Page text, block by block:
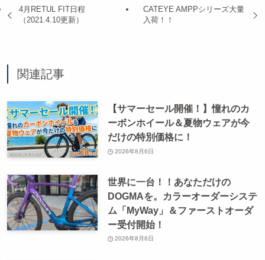
4月RETUL FIT日程
（2021.4.10更新）
CATEYE AMPPシリーズ大量
入荷！！
関連記事
【サマーセール開催！】憧れのカ
ーボンホイール＆夏物ウェアが今
だけの特別価格に！
2026年8月6日
世界に一台！！あなただけの
DOGMAを。カラーオーダーシステ
ム「MyWay」＆ファーストオーダ
ー受付開始！
2026年8月6日